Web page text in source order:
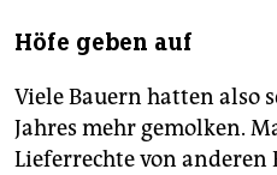
Höfe geben auf
Viele Bauern hatten also
Jahres mehr gemolken.
Lieferrechte von anderen